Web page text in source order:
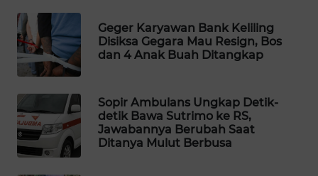
Geger Karyawan Bank Keliling
Disiksa Gegara Mau Resign, Bos
dan 4 Anak Buah Ditangkap
Sopir Ambulans Ungkap Detik-
detik Bawa Sutrimo ke RS,
Jawabannya Berubah Saat
Ditanya Mulut Berbusa
KONSUMEN
LISTRIK
MASYARAKAT
KELISTRIKAN
WALINKI